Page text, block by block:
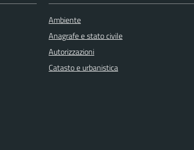
Ambiente
Anagrafe e stato civile
Autorizzazioni
Catasto e urbanistica